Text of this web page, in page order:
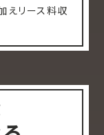
えリース料収